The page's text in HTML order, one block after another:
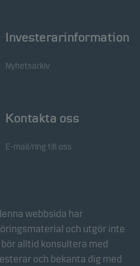
Investerarinformation
Nyhetsarkiv
Kontakta oss
E-mail/ring till oss
webbsida har
och utgör inte
alltid konsultera med
och bekanta dig med